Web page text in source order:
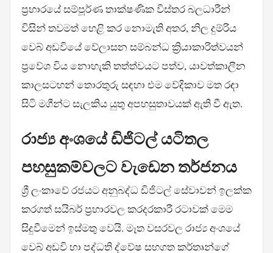
ප්‍රහාරයේ සම්පූර්ණ තාක්ෂණික විස්තර බලධාරීන්
විසින් තවමත් හෙළි කර නොමැති අතර, නිල දුම්රිය
වෙබ් අඩවියේ වේලාසන සම්බන්ධ ක්‍රියාකාරිත්වයන්
ප්‍රවේශ විය නොහැකි තත්ත්වයට පත්ව, යාවත්කාලීන
කාලසටහන් තොරතුරු සඳහා එම වේදිකාව මත රඳා
සිටි මගීන්ට සැලකිය යුතු අපහසුතාවයක් ඇති වී ඇත.
රාජ්‍ය අංශයේ ඩිජිටල් යටිතල
පහසුකම්වලට වැඩෙන තර්ජනය
ශ්‍රී ලංකාවේ රජයට අනුබද්ධ ඩිජිටල් සේවාවන් ඉලක්ක
කරගත් සයිබර් ප්‍රහාරවල කරදරකාරී රටාවක් මෙම
සිදුවීමෙන් ඉස්මතු වෙයි. මෑත වසරවල රාජ්‍ය අංශයේ
වෙබ් අඩවි හා පද්ධති ද්වේෂ සහගත කර්තෘන්ගේ